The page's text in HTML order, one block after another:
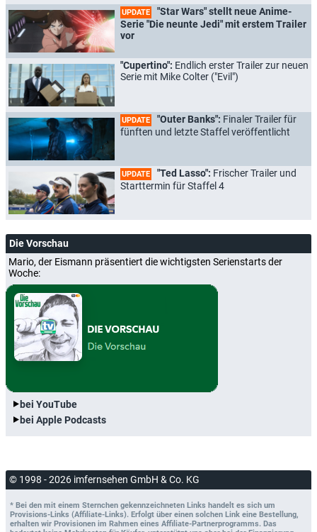
UPDATE
"Star Wars" stellt neue Anime-
Serie "Die neunte Jedi" mit erstem Trailer
vor
"Cupertino": Endlich erster Trailer zur neuen
Serie mit Mike Colter ("Evil")
UPDATE "Outer Banks": Finaler Trailer für
fünften und letzte Staffel veröffentlicht
UPDATE "Ted Lasso": Frischer Trailer und
Starttermin für Staffel 4
Die Vorschau
Mario, der Eismann präsentiert die wichtigsten Serienstarts der
Woche:
bei YouTube
bei Apple Podcasts
© 1998 - 2026 imfernsehen GmbH & Co. KG
* Bei den mit einem Sternchen gekennzeichneten Links handelt es sich um
Provisions-Links (Affiliate-Links). Erfolgt über einen solchen Link eine Bestellung,
erhalten wir Provisionen im Rahmen eines Affiliate-Partnerprogramms. Das